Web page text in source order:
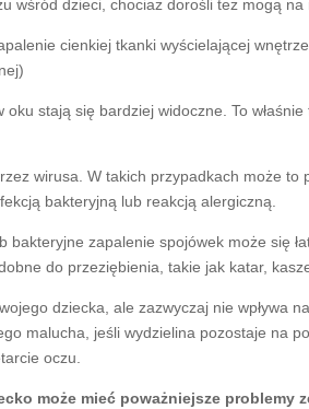
wśród dzieci, chociaż dorośli też mogą na
cienkiej tkanki wyścielającej
stają się bardziej widoczne. To właśnie
wirusa. W takich przypadkach może to
bakteryjną lub reakcją alergiczną.
zapalenie spojówek może się
do przeziębienia, takie jak katar,
dziecka, ale zazwyczaj nie wpływa
malucha, jeśli wydzielina pozostaje na
oczu.
może mieć poważniejsze problemy